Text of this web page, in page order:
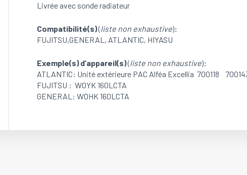
Livrée avec sonde radiateur
Compatibilité(s)(liste non exhaustive):
FUJITSU,GENERAL, ATLANTIC, HIYASU
Exemple(s) d’appareil(s)(liste non exhaustive):
ATLANTIC: Unité extérieure PAC Alféa Excellia 700118
FUJITSU : WOYK 160LCTA
GENERAL: WOHK 160LCTA